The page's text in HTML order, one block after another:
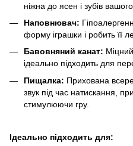
ніжна до ясен і зубів
Наповнювач:
форму іграшки і робить її
Бавовняний канат:
ідеально підходить для
Пищалка: Прихована
звук під час натискання,
стимулюючи гру.
Ідеально підходить для: